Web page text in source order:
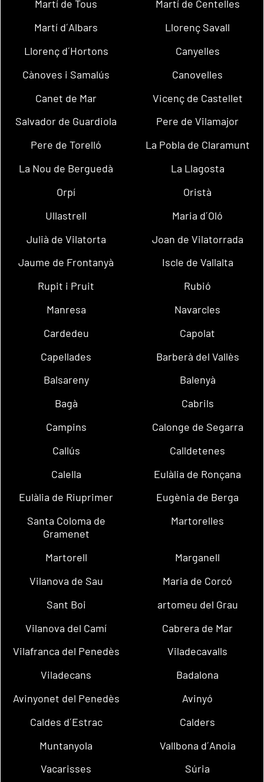
Martí de Tous
Martí de Centelles
Martí d´Albars
Llorenç Savall
Llorenç d´Hortons
Canyelles
Cànoves i Samalús
Canovelles
Canet de Mar
Vicenç de Castellet
Salvador de Guardiola
Pere de Vilamajor
Pere de Torelló
La Pobla de Claramunt
La Nou de Berguedà
La Llagosta
Orpí
Oristà
Ullastrell
Maria d´Oló
Julià de Vilatorta
Joan de Vilatorrada
Jaume de Frontanyà
Iscle de Vallalta
Rupit i Pruit
Rubió
Manresa
Navarcles
Cardedeu
Capolat
Capellades
Barberà del Vallès
Balsareny
Balenyà
Bagà
Cabrils
Campins
Calonge de Segarra
Callús
Calldetenes
Calella
Eulàlia de Ronçana
Eulàlia de Riuprimer
Eugènia de Berga
Santa Coloma de
Gramenet
Martorelles
Martorell
Marganell
Vilanova de Sau
Maria de Corcó
Sant Boi
artomeu del Grau
Vilanova del Camí
Cabrera de Mar
Vilafranca del Penedès
Viladecavalls
Viladecans
Badalona
Avinyonet del Penedès
Avinyó
Caldes d´Estrac
Calders
Muntanyola
Vallbona d´Anoia
Vacarisses
Súria